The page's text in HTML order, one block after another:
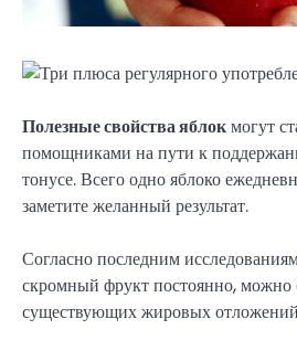
Полезные свойства яблокмогут
помощниками на пути к
тонусе.Всего одно яблоко
заметите желанный результат.
Согласно последним
скромный фрукт постоянно,
существующих жировых